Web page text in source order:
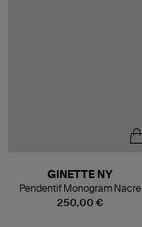
250,00 €
GINETTE NY
Pendentif Monogram Nacre
Blanche Or Rose